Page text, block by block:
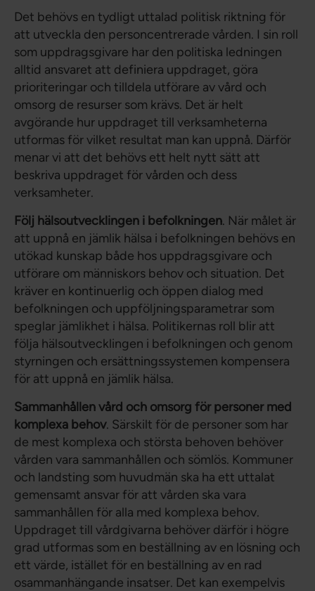
Det behövs en tydligt uttalad politisk riktning för
att utveckla den personcentrerade vården. I sin roll
som uppdragsgivare har den politiska ledningen
alltid ansvaret att definiera uppdraget, göra
prioriteringar och tilldela utförare av vård och
omsorg de resurser som krävs. Det är helt
avgörande hur uppdraget till verksamheterna
utformas för vilket resultat man kan uppnå. Därför
menar vi att det behövs ett helt nytt sätt att
beskriva uppdraget för vården och dess
verksamheter.
Följ hälsoutvecklingen i befolkningen. När målet är
att uppnå en jämlik hälsa i befolkningen behövs en
utökad kunskap både hos uppdragsgivare och
utförare om människors behov och situation. Det
kräver en kontinuerlig och öppen dialog med
befolkningen och uppföljningsparametrar som
speglar jämlikhet i hälsa. Politikernas roll blir att
följa hälsoutvecklingen i befolkningen och genom
styrningen och ersättningssystemen kompensera
för att uppnå en jämlik hälsa.
Sammanhållen vård och omsorg för personer med
komplexa behov. Särskilt för de personer som har
de mest komplexa och största behoven behöver
vården vara sammanhållen och sömlös. Kommuner
och landsting som huvudmän ska ha ett uttalat
gemensamt ansvar för att vården ska vara
sammanhållen för alla med komplexa behov.
Uppdraget till vårdgivarna behöver därför i högre
grad utformas som en beställning av en lösning och
ett värde, istället för en beställning av en rad
osammanhängande insatser. Det kan exempelvis